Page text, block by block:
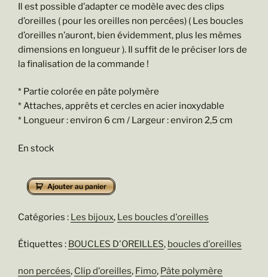
Il est possible d’adapter ce modèle avec des clips
d’oreilles ( pour les oreilles non percées) ( Les boucles
d’oreilles n’auront, bien évidemment, plus les mêmes
dimensions en longueur ). Il suffit de le préciser lors de
la finalisation de la commande !
* Partie colorée en pâte polymère
* Attaches, apprêts et cercles en acier inoxydable
* Longueur : environ 6 cm / Largeur : environ 2,5 cm
En stock
quantité
de
Ajouter au panier
Catégories : Les bijoux, Les boucles d'oreilles
Étiquettes : BOUCLES D'OREILLES, boucles d'oreilles
non percées, Clip d'oreilles, Fimo, Pâte polymère